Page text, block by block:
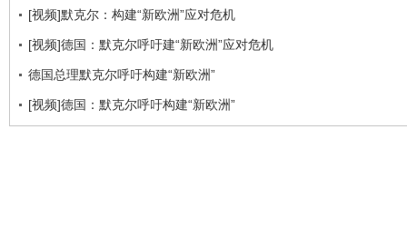
[视频]默克尔：构建“新欧洲”应对危机
[视频]德国：默克尔呼吁建“新欧洲”应对危机
德国总理默克尔呼吁构建“新欧洲”
[视频]德国：默克尔呼吁构建“新欧洲”